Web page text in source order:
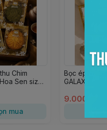
Chim
Sen size
mua
Bọc ép trung
GALAXY,Thỏ
150gr-180gr
9.000đ